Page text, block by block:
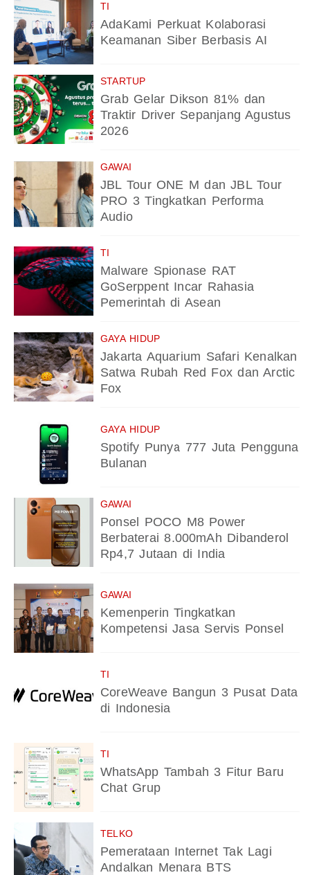
TI
AdaKami Perkuat Kolaborasi
Keamanan Siber Berbasis AI
STARTUP
Grab Gelar Dikson 81% dan
Traktir Driver Sepanjang Agustus
2026
GAWAI
JBL Tour ONE M dan JBL Tour
PRO 3 Tingkatkan Performa
Audio
TI
Malware Spionase RAT
GoSerppent Incar Rahasia
Pemerintah di Asean
GAYA HIDUP
Jakarta Aquarium Safari Kenalkan
Satwa Rubah Red Fox dan Arctic
Fox
GAYA HIDUP
Spotify Punya 777 Juta Pengguna
Bulanan
GAWAI
Ponsel POCO M8 Power
Berbaterai 8.000mAh Dibanderol
Rp4,7 Jutaan di India
GAWAI
Kemenperin Tingkatkan
Kompetensi Jasa Servis Ponsel
TI
CoreWeave Bangun 3 Pusat Data
di Indonesia
TI
WhatsApp Tambah 3 Fitur Baru
Chat Grup
TELKO
Pemerataan Internet Tak Lagi
Andalkan Menara BTS